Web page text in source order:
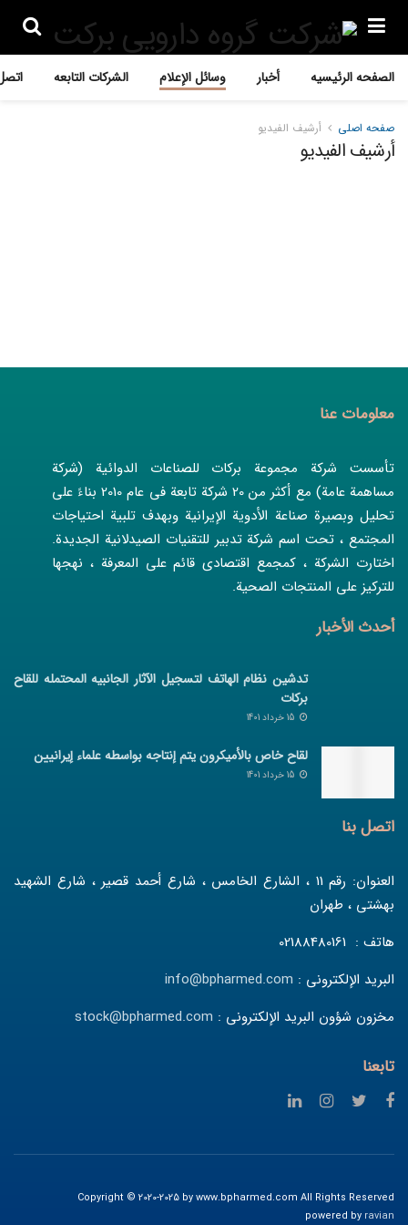
الصفحه الرئیسیه أخبار وسائل الإعلام الشرکات التابعه
صفحه اصلی أرشیف الفیدیو
أرشیف الفیدیو
معلومات عنا
تأسست شركة مجموعة بركات للصناعات الدوائية (شركة
مساهمة عامة) مع أكثر من 20 شركة تابعة في عام 2010 بناءً على
تحليل وبصيرة صناعة الأدوية الإيرانية وبهدف تلبية احتياجات
المجتمع ، تحت اسم شركة تدبير للتقنيات الصيدلانية الجديدة.
اختارت الشركة ، كمجمع اقتصادي قائم على المعرفة ، نهجها
للتركيز على المنتجات الصحية.
أحدث الأخبار
تدشین نظام الهاتف لتسجیل الآثار الجانبیه المحتمله للقاح
برکات
لقاح خاص بالأمیکرون یتم إنتاجه بواسطه علماء إیرانیین
اتصل بنا
العنوان: رقم 11 ، الشارع الخامس ، شارع أحمد قصير ، شارع الشهيد
بهشتي ، طهران
هاتف : 02188480161
البريد الإلكتروني : info@bpharmed.com
مخزون شؤون البريد الإلكتروني : stock@bpharmed.com
تابعنا
Copyright © 2020-2025 by www.bpharmed.com All Rights Reserved
powered by ravian